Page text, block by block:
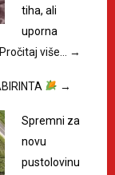
tiha, ali
uporna
Pročitaj više… →
→
Spremni za
novu
pustolovinu